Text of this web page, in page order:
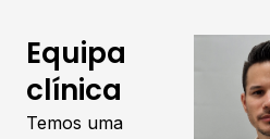
Equipa
clínica
Temos uma